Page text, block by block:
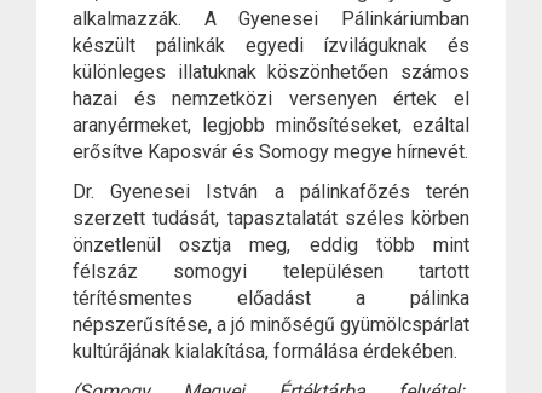
alkalmazzák. A Gyenesei Pálinkáriumban
készült pálinkák egyedi ízviláguknak és
különleges illatuknak köszönhetően számos
hazai és nemzetközi versenyen értek el
aranyérmeket, legjobb minősítéseket, ezáltal
erősítve Kaposvár és Somogy megye hírnevét.
Dr. Gyenesei István a pálinkafőzés terén
szerzett tudását, tapasztalatát széles körben
önzetlenül osztja meg, eddig több mint
félszáz somogyi településen tartott
térítésmentes előadást a pálinka
népszerűsítése, a jó minőségű gyümölcspárlat
kultúrájának kialakítása, formálása érdekében.